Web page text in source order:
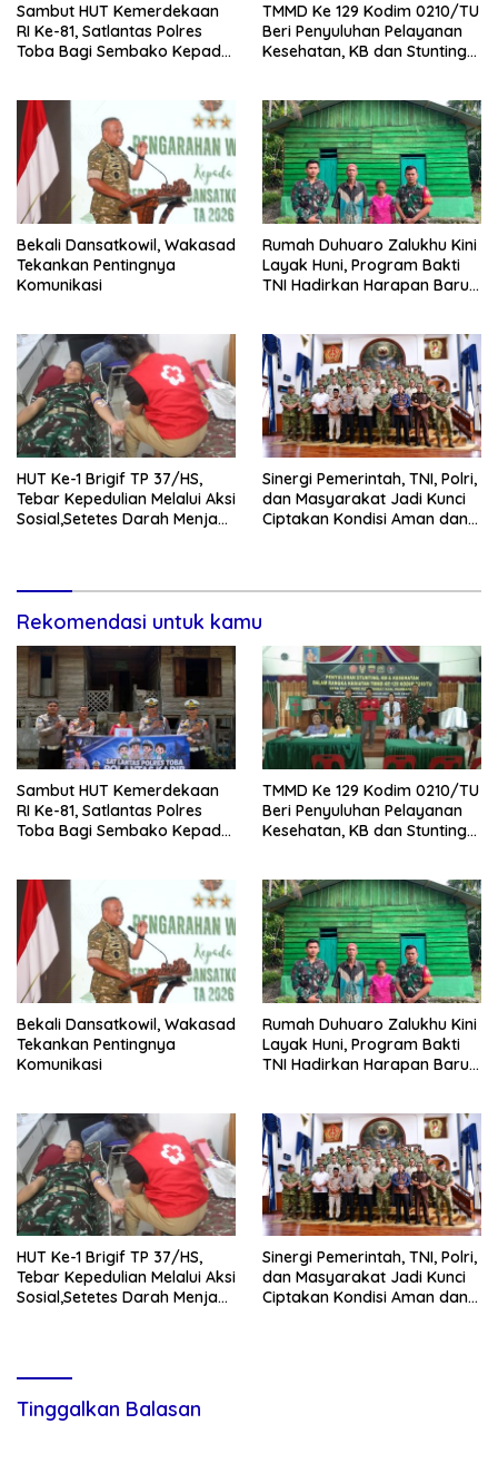
Sambut HUT Kemerdekaan
RI Ke-81, Satlantas Polres
Toba Bagi Sembako Kepada
TMMD Ke 129 Kodim 0210/TU
Beri Penyuluhan Pelayanan
Kesehatan, KB dan Stunting
Bekali Dansatkowil, Wakasad
Tekankan Pentingnya
Komunikasi
Rumah Duhuaro Zalukhu Kini
Layak Huni, Program Bakti
TNI Hadirkan Harapan Baru
HUT Ke-1 Brigif TP 37/HS,
Tebar Kepedulian Melalui Aksi
Sosial,Setetes Darah Menjadi
Sinergi Pemerintah, TNI, Polri,
dan Masyarakat Jadi Kunci
Ciptakan Kondisi Aman dan
Rekomendasi untuk kamu
Sambut HUT Kemerdekaan
RI Ke-81, Satlantas Polres
Toba Bagi Sembako Kepada
TMMD Ke 129 Kodim 0210/TU
Beri Penyuluhan Pelayanan
Kesehatan, KB dan Stunting
Bekali Dansatkowil, Wakasad
Tekankan Pentingnya
Komunikasi
Rumah Duhuaro Zalukhu Kini
Layak Huni, Program Bakti
TNI Hadirkan Harapan Baru
HUT Ke-1 Brigif TP 37/HS,
Tebar Kepedulian Melalui Aksi
Sosial,Setetes Darah Menjadi
Sinergi Pemerintah, TNI, Polri,
dan Masyarakat Jadi Kunci
Ciptakan Kondisi Aman dan
Tinggalkan Balasan